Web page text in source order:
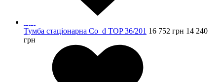
Тумба стаціонарна Co_d TOP 36/201 16 752 грн 14 240
грн